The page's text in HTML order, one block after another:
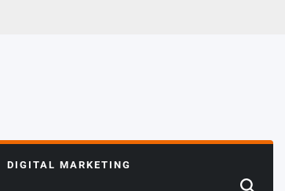
DIGITAL MARKETING